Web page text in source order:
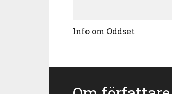
Info om Oddset